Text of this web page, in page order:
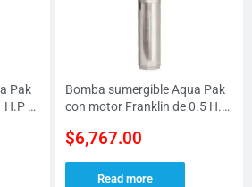
Pak
H.P a
de
Bomba sumergible Aqua Pak
con motor Franklin de 0.5 H.P
LPS descarga de 1-1/4″
$6,767.00
Read more